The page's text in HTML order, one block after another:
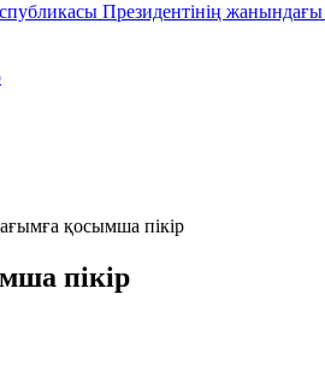
Президентінің
қосымша пікір
пікір